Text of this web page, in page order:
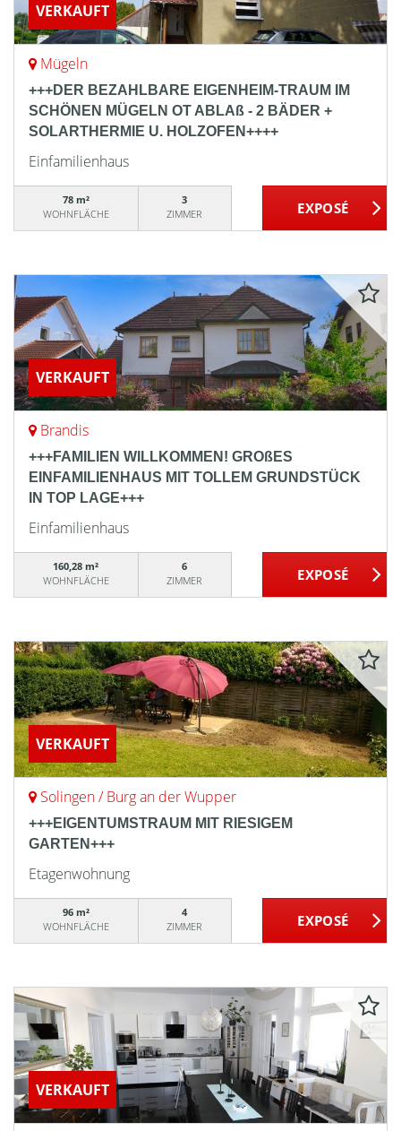
VERKAUFT
Mügeln
+++DER BEZAHLBARE EIGENHEIM-TRAUM IM
SCHÖNEN MÜGELN OT ABLAß - 2 BÄDER +
SOLARTHERMIE U. HOLZOFEN++++
Einfamilienhaus
78 m²
WOHNFLÄCHE
3
ZIMMER
VERKAUFT
Brandis
+++FAMILIEN WILLKOMMEN! GROßES
EINFAMILIENHAUS MIT TOLLEM GRUNDSTÜCK
IN TOP LAGE+++
Einfamilienhaus
160,28 m²
WOHNFLÄCHE
6
ZIMMER
VERKAUFT
Solingen / Burg an der Wupper
+++EIGENTUMSTRAUM MIT RIESIGEM
GARTEN+++
Etagenwohnung
96 m²
WOHNFLÄCHE
4
ZIMMER
VERKAUFT